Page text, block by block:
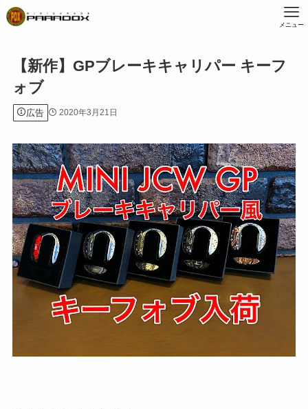
メニュー
【新作】GPブレーキキャリパー キーフ
ォブ
広告 2020年3月21日